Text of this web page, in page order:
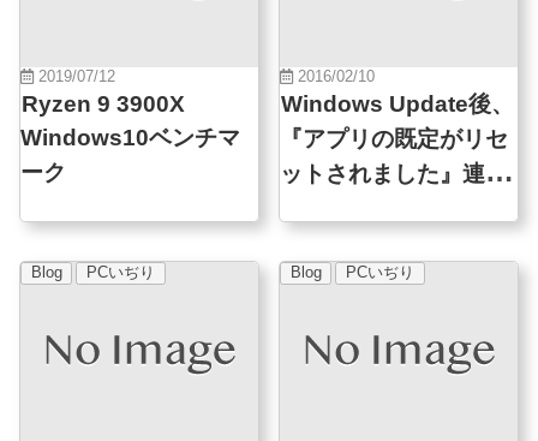
2019/07/12
Ryzen 9 3900X
Windows10ベンチマ
ーク
2016/02/10
Windows Update後、
『アプリの既定がリセ
ットされました』連続
Blog PCいぢり Blog PCいぢり